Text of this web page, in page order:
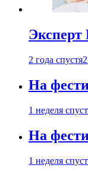
Эксперт
2 года спустя
На
1 неделя
На
1 неделя